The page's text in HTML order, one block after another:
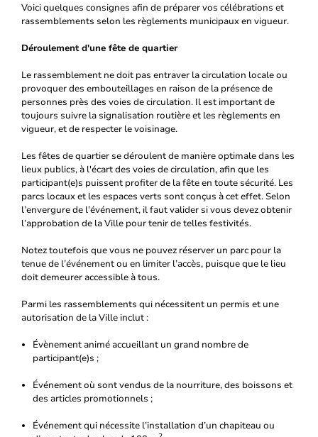
Voici quelques consignes afin de préparer vos célébrations et
rassemblements selon les règlements municipaux en vigueur.
Déroulement d'une fête de quartier
Le rassemblement ne doit pas entraver la circulation locale ou
provoquer des embouteillages en raison de la présence de
personnes près des voies de circulation. Il est important de
toujours suivre la signalisation routière et les règlements en
vigueur, et de respecter le voisinage.
Les fêtes de quartier se déroulent de manière optimale dans les
lieux publics, à l'écart des voies de circulation, afin que les
participant(e)s puissent profiter de la fête en toute sécurité. Les
parcs locaux et les espaces verts sont conçus à cet effet. Selon
l’envergure de l’événement, il faut valider si vous devez obtenir
l’approbation de la Ville pour tenir de telles festivités.
Notez toutefois que vous ne pouvez réserver un parc pour la
tenue de l’événement ou en limiter l’accès, puisque que le lieu
doit demeurer accessible à tous.
Parmi les rassemblements qui nécessitent un permis et une
autorisation de la Ville inclut :
Évènement animé accueillant un grand nombre de
participant(e)s ;
Événement où sont vendus de la nourriture, des boissons et
des articles promotionnels ;
Événement qui nécessite l’installation d’un chapiteau ou